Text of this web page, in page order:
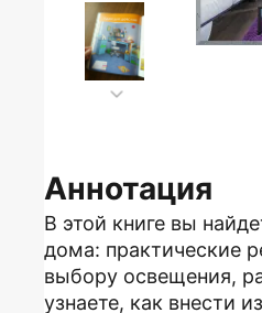
Аннотация
В этой книге вы
дома: практические
выбору освещения,
узнаете, как внести